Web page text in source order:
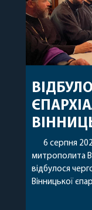
6 серпня
митрополита
відбулося
Вінницької
секретар